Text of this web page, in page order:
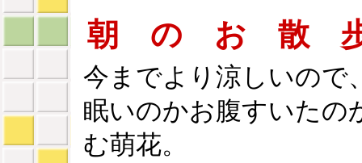
朝 の お 散
今までより涼しいので
眠いのかお腹すいたの
む萌花。